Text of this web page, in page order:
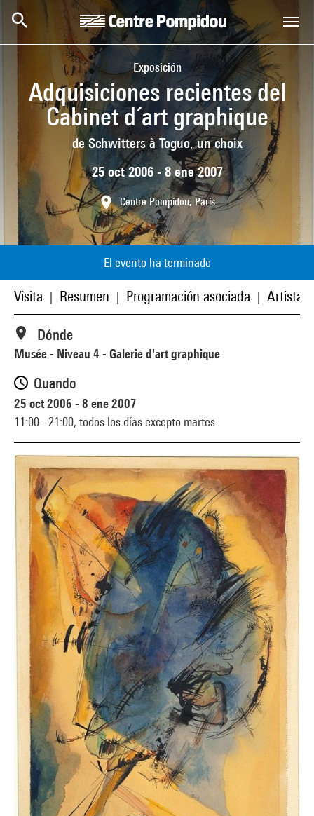
Skip to main content
Centre Pompidou
Exposición
Adquisiciones recientes del
Cabinet d´art graphique
de Schwitters à Toguo, un choix
25 oct 2006 - 8 ene 2007
Centre Pompidou, Paris
El evento ha terminado
Visita Resumen Programación asociada
Dónde
Musée - Niveau 4 - Galerie d'art graphique
Quando
25 oct 2006 - 8 ene 2007
11:00 - 21:00, todos los días excepto martes